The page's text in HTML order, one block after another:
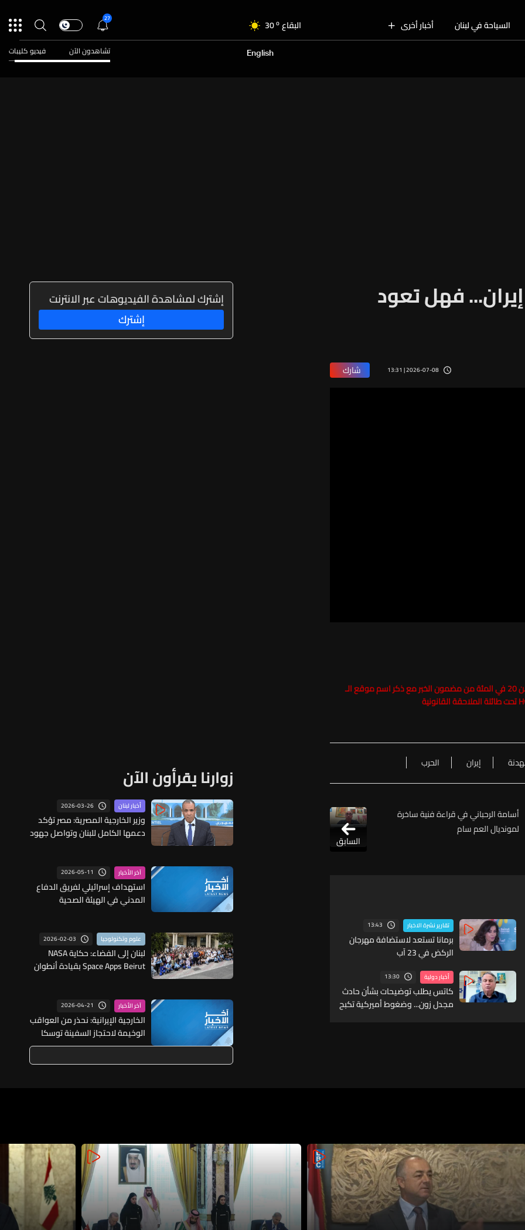
السياحة في لبنان أخبار أخرى البقاع 30o
الجنوب 29o
30
27
English تشاهدون الآن فيديو كليبات
فهل تعود
2026-07-08 | 13:31 شارك
حفاظاً على حقوق الملكية الفكرية يرجى عدم نسخ ما يزيد عن 20 في المئة من مضمون الخبر مع ذكر اسم موقع الـ
إيران الحرب
أسامة الرحباني في قراءة فنية ساخرة
لمونديال العم سام
السابق
تقارير نشرة الاخبار 13:43
برمانا تستعد لاستضافة مهرجان
الركض في 23 آب
أخبار دولية 13:30
كاتس يطلب توضيحات بشأن حادث
مجدل زون... وضغوط أميركية تكبح
إشترك لمشاهدة الفيديوهات عبر الانترنت
إشترك
زوارنا يقرأون الآن
أخبار لبنان 2026-03-26
وزير الخارجية المصرية: مصر تؤكد
دعمها الكامل للبنان وتواصل جهود
آخر الأخبار 2026-05-11
استهداف إسرائيلي لفريق الدفاع
المدني في الهيئة الصحية
علوم وتكنولوجيا 2026-02-03
لبنان إلى الفضاء: حكاية NASA
Space Apps Beirut بقيادة أنطوان
آخر الأخبار 2026-04-21
الخارجية الإيرانية: نحذر من العواقب
الوخيمة لاحتجاز السفينة توسكا
ونؤكد ضرورة الإفراج عن السفينة